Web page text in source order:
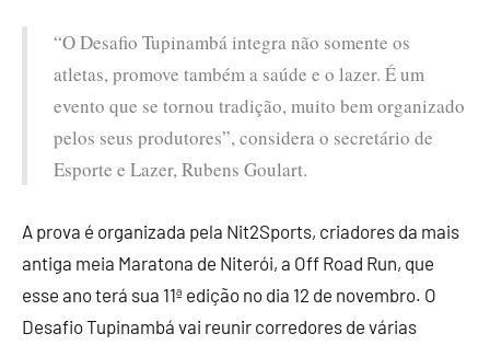
“O Desafio Tupinambá integra não somente os
atletas, promove também a saúde e o lazer. É um
evento que se tornou tradição, muito bem organizado
pelos seus produtores”, considera o secretário de
Esporte e Lazer, Rubens Goulart.
A prova é organizada pela Nit2Sports, criadores da mais
antiga meia Maratona de Niterói, a Off Road Run, que
esse ano terá sua 11ª edição no dia 12 de novembro. O
Desafio Tupinambá vai reunir corredores de várias